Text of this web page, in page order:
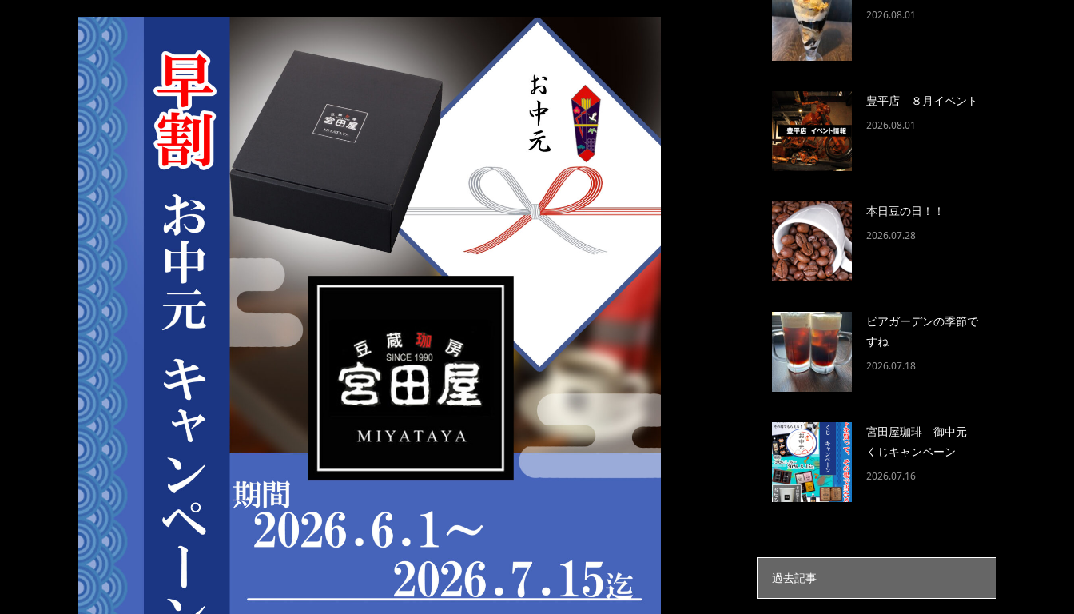
2026.08.01
豊平店 ８月イベント
2026.08.01
本日豆の日！！
2026.07.28
ビアガーデンの季節で
すね
2026.07.18
宮田屋珈琲 御中元
くじキャンペーン
2026.07.16
過去記事